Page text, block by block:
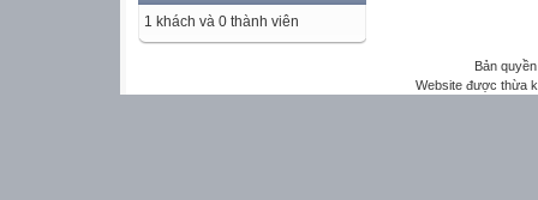
1 khách và 0 thành viên
Bản
Website được thừa